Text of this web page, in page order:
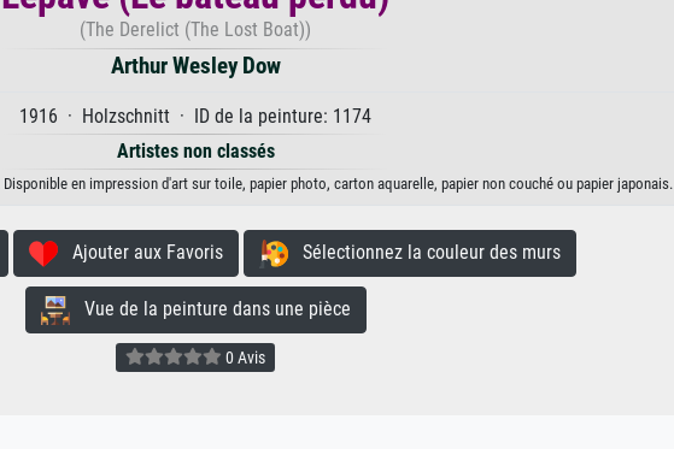
(The Derelict (The Lost Boat))
Arthur Wesley Dow
1916 · Holzschnitt · ID de la peinture: 1174
Artistes non classés
Disponible en impression d'art sur toile, papier photo, carton aquarelle, papier non couché ou papier japonais.
Ajouter aux Favoris Sélectionnez la couleur des murs
Vue de la peinture dans une pièce
0 Avis